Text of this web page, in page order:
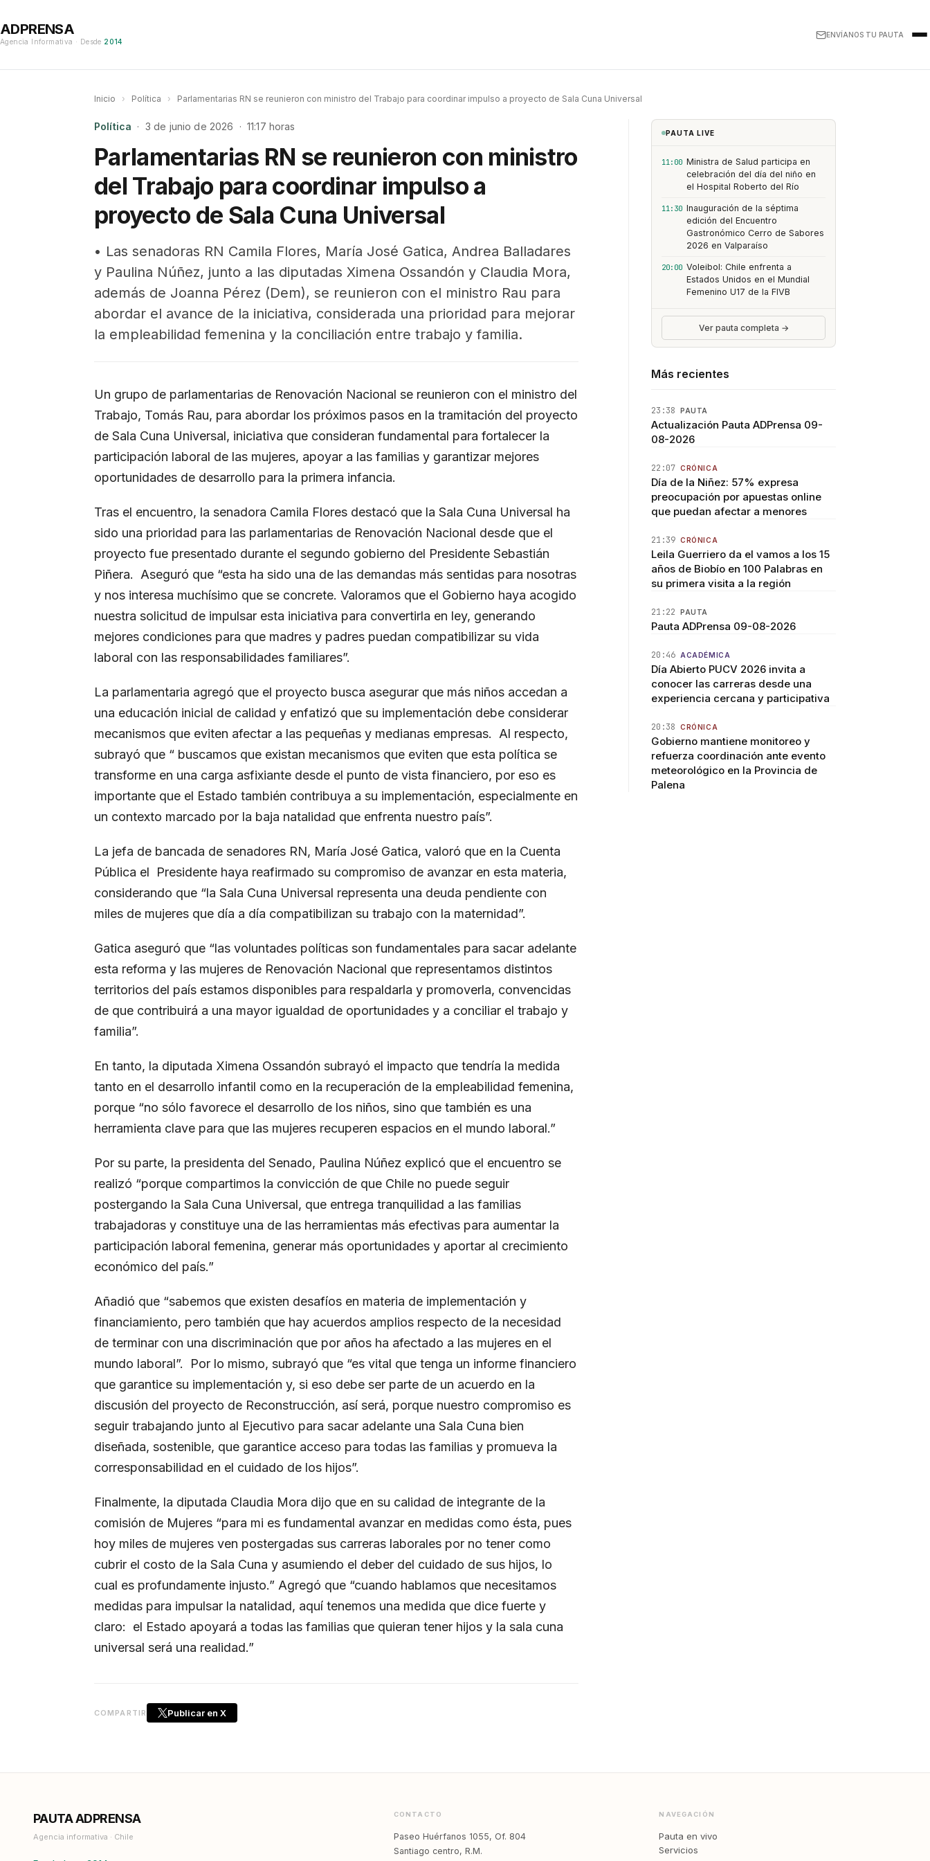
ADPRENSA
Agencia Informativa · Desde 2014
ENVÍANOS TU PAUTA
Inicio › Política › Parlamentarias RN se reunieron con ministro del Trabajo para coordinar impulso a proyecto de Sala Cuna Universal
Política · 3 de junio de 2026 · 11:17 horas
Parlamentarias RN se reunieron con ministro
del Trabajo para coordinar impulso a
proyecto de Sala Cuna Universal
• Las senadoras RN Camila Flores, María José Gatica, Andrea Balladares
y Paulina Núñez, junto a las diputadas Ximena Ossandón y Claudia Mora,
además de Joanna Pérez (Dem), se reunieron con el ministro Rau para
abordar el avance de la iniciativa, considerada una prioridad para mejorar
la empleabilidad femenina y la conciliación entre trabajo y familia.
Un grupo de parlamentarias de Renovación Nacional se reunieron con el ministro del
Trabajo, Tomás Rau, para abordar los próximos pasos en la tramitación del proyecto
de Sala Cuna Universal, iniciativa que consideran fundamental para fortalecer la
participación laboral de las mujeres, apoyar a las familias y garantizar mejores
oportunidades de desarrollo para la primera infancia.
Tras el encuentro, la senadora Camila Flores destacó que la Sala Cuna Universal ha
sido una prioridad para las parlamentarias de Renovación Nacional desde que el
proyecto fue presentado durante el segundo gobierno del Presidente Sebastián
Piñera. Aseguró que “esta ha sido una de las demandas más sentidas para nosotras
y nos interesa muchísimo que se concrete. Valoramos que el Gobierno haya acogido
nuestra solicitud de impulsar esta iniciativa para convertirla en ley, generando
mejores condiciones para que madres y padres puedan compatibilizar su vida
laboral con las responsabilidades familiares”.
La parlamentaria agregó que el proyecto busca asegurar que más niños accedan a
una educación inicial de calidad y enfatizó que su implementación debe considerar
mecanismos que eviten afectar a las pequeñas y medianas empresas. Al respecto,
subrayó que “ buscamos que existan mecanismos que eviten que esta política se
transforme en una carga asfixiante desde el punto de vista financiero, por eso es
importante que el Estado también contribuya a su implementación, especialmente en
un contexto marcado por la baja natalidad que enfrenta nuestro país”.
La jefa de bancada de senadores RN, María José Gatica, valoró que en la Cuenta
Pública el Presidente haya reafirmado su compromiso de avanzar en esta materia,
considerando que “la Sala Cuna Universal representa una deuda pendiente con
miles de mujeres que día a día compatibilizan su trabajo con la maternidad”.
Gatica aseguró que “las voluntades políticas son fundamentales para sacar adelante
esta reforma y las mujeres de Renovación Nacional que representamos distintos
territorios del país estamos disponibles para respaldarla y promoverla, convencidas
de que contribuirá a una mayor igualdad de oportunidades y a conciliar el trabajo y
familia”.
En tanto, la diputada Ximena Ossandón subrayó el impacto que tendría la medida
tanto en el desarrollo infantil como en la recuperación de la empleabilidad femenina,
porque “no sólo favorece el desarrollo de los niños, sino que también es una
herramienta clave para que las mujeres recuperen espacios en el mundo laboral.”
Por su parte, la presidenta del Senado, Paulina Núñez explicó que el encuentro se
realizó “porque compartimos la convicción de que Chile no puede seguir
postergando la Sala Cuna Universal, que entrega tranquilidad a las familias
trabajadoras y constituye una de las herramientas más efectivas para aumentar la
participación laboral femenina, generar más oportunidades y aportar al crecimiento
económico del país.”
Añadió que “sabemos que existen desafíos en materia de implementación y
financiamiento, pero también que hay acuerdos amplios respecto de la necesidad
de terminar con una discriminación que por años ha afectado a las mujeres en el
mundo laboral”. Por lo mismo, subrayó que “es vital que tenga un informe financiero
que garantice su implementación y, si eso debe ser parte de un acuerdo en la
discusión del proyecto de Reconstrucción, así será, porque nuestro compromiso es
seguir trabajando junto al Ejecutivo para sacar adelante una Sala Cuna bien
diseñada, sostenible, que garantice acceso para todas las familias y promueva la
corresponsabilidad en el cuidado de los hijos”.
Finalmente, la diputada Claudia Mora dijo que en su calidad de integrante de la
comisión de Mujeres “para mi es fundamental avanzar en medidas como ésta, pues
hoy miles de mujeres ven postergadas sus carreras laborales por no tener como
cubrir el costo de la Sala Cuna y asumiendo el deber del cuidado de sus hijos, lo
cual es profundamente injusto.” Agregó que “cuando hablamos que necesitamos
medidas para impulsar la natalidad, aquí tenemos una medida que dice fuerte y
claro: el Estado apoyará a todas las familias que quieran tener hijos y la sala cuna
universal será una realidad.”
COMPARTIR Publicar en X
PAUTA LIVE
11:00 Ministra de Salud participa en
celebración del día del niño en
el Hospital Roberto del Río
11:30 Inauguración de la séptima
edición del Encuentro
Gastronómico Cerro de Sabores
2026 en Valparaíso
20:00 Voleibol: Chile enfrenta a
Estados Unidos en el Mundial
Femenino U17 de la FIVB
Ver pauta completa →
Más recientes
23:38 PAUTA
Actualización Pauta ADPrensa 09-
08-2026
22:07 CRÓNICA
Día de la Niñez: 57% expresa
preocupación por apuestas online
que puedan afectar a menores
21:39 CRÓNICA
Leila Guerriero da el vamos a los 15
años de Biobío en 100 Palabras en
su primera visita a la región
21:22 PAUTA
Pauta ADPrensa 09-08-2026
20:46 ACADÉMICA
Día Abierto PUCV 2026 invita a
conocer las carreras desde una
experiencia cercana y participativa
20:38 CRÓNICA
Gobierno mantiene monitoreo y
refuerza coordinación ante evento
meteorológico en la Provincia de
Palena
PAUTA ADPRENSA
Agencia informativa · Chile
CONTACTO
Paseo Huérfanos 1055, Of. 804
Santiago centro, R.M.
NAVEGACIÓN
Pauta en vivo
Servicios